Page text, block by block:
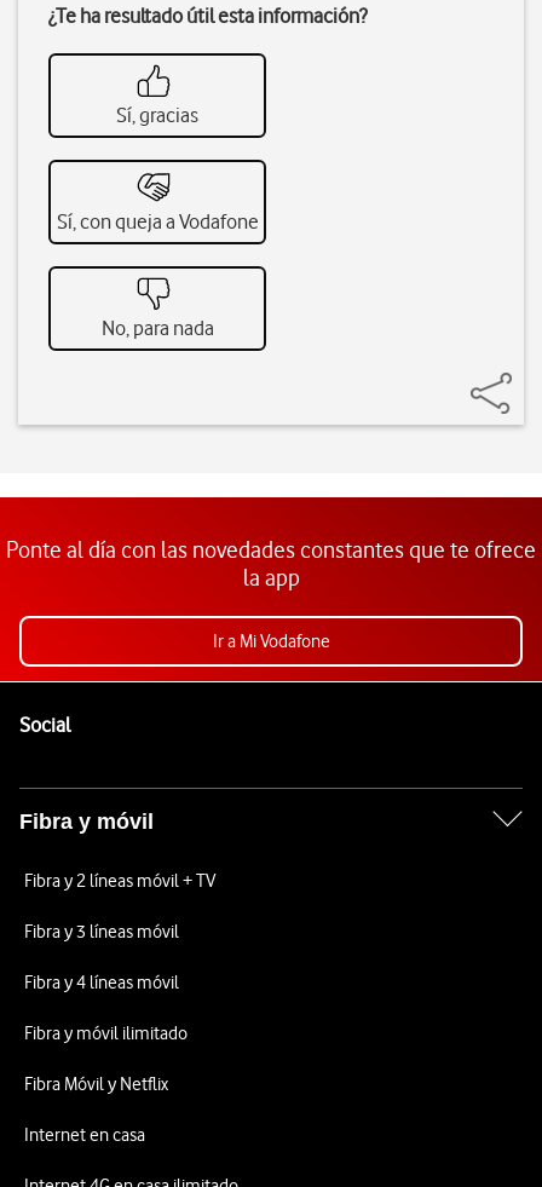
¿Te ha resultado útil esta información?
Sí, gracias
Sí, con queja a Vodafone
No, para nada
Ponte al día con las novedades constantes que te ofrece
la app
Ir a Mi Vodafone
SocialEnlaces a las redes sociales de Vodafone
Fibra y móvil
Fibra y 2 líneas móvil + TV
Fibra y 3 líneas móvil
Fibra y 4 líneas móvil
Fibra y móvil ilimitado
Fibra Móvil y Netflix
Internet en casa